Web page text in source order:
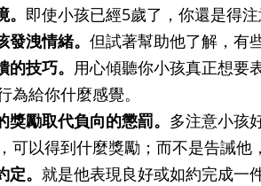
即使小孩已經5歲了，你還是得
洩情緒。 但試著幫助他了解，有
技巧。 用心傾聽你小孩真正想要
為給你什麼感覺。
獎勵取代負向的懲罰。 多注意小孩
可以得到什麼獎勵；而不是告誡他
。 就是他表現良好或如約完成一